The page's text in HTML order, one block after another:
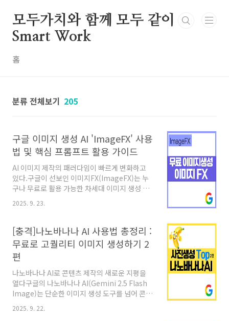
모두가치와 함께 모두 같이
Smart Work
홈
분류 전체보기 205
구글 이미지 생성 AI 'ImageFX' 사용
법 및 핵심 프롬프트 활용 가이드
AI 이미지 제작의 패러다임이 빠르게 변화하고
있다.구글이 선보인 이미지FX(ImageFX)는 누
구나 무료로 활용 가능한 차세대 이미지 생성 툴
이다.간단한 프롬프트 입력만으로 사진, 일러스
트, 3D 스타일 이미지를 손쉽게 얻을 수 있다. 최
FX(ImageFX)는 구글 딥마인드(DeepMind) 팀
에서 만든 무료 AI 이미지 생성 툴이다.누구나 간
단한 키워드 입력만으로 사진, 일러스트, 아이소
메트릭, 3D 스타일 등 다양한 이미지를 손쉽게 만
들 수 있다.특히 구글 계정만 있으면 바로 접속 가
능하며, 추가 비용 없이 활용할 수 있다는 점이 강
점이다. 🖥️ 이미지FX 접속 방법구글 계정으로 로
그인ImageFX 공식 사이트 접속검색창과 비슷
한 입력창에 원하는 ..
2025. 9. 23.
[충격]나노바나나 AI 사용법 총정리 :
무료로 고퀄리티 이미지 생성하기 2
편
나노바나나 AI로 콘텐츠 제작의 새로운 지평을
열다구글의 나노바나나 AI(Gemini 2.5 Flash
Image)는 단순한 이미지 생성 도구를 넘어 콘텐
츠 크리에이터들의 필수 도구로 자리잡고 있다.
기존 AI 도구들이 독창적인 단일 이미지 생성에
2025. 9. 22.